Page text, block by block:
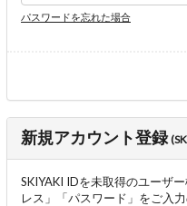
パスワードを忘れた場合
新規アカウント登録
SKIYAKI IDを未取得のユーザ
レス」「パスワード」をご入